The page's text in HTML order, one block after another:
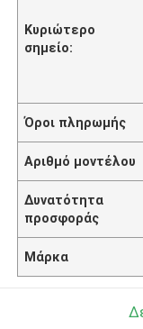
Κυριώτερο
σημείο:
Όροι πληρωμής
Αριθμό μοντέλου
Δυνατότητα
προσφοράς
Μάρκα